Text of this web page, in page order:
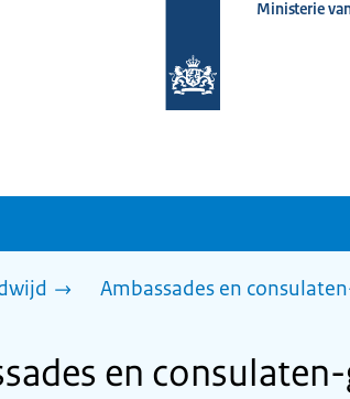
homepage
Ministerie
Ambassades en
en